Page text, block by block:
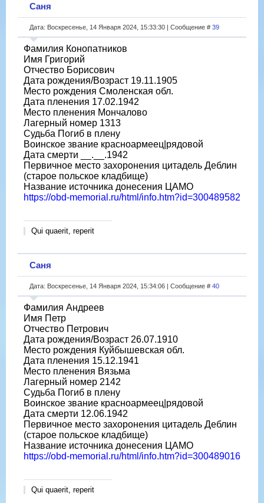
Саня
Дата: Воскресенье, 14 Января 2024, 15:33:30 | Сообщение # 39
Фамилия Конопатников
Имя Григорий
Отчество Борисович
Дата рождения/Возраст 19.11.1905
Место рождения Смоленская обл.
Дата пленения 17.02.1942
Место пленения Мончалово
Лагерный номер 1313
Судьба Погиб в плену
Воинское звание красноармеец|рядовой
Дата смерти __.__.1942
Первичное место захоронения цитадель Деблин
(старое польское кладбище)
Название источника донесения ЦАМО
https://obd-memorial.ru/html/info.htm?id=300489582
Qui quaerit, reperit
Саня
Дата: Воскресенье, 14 Января 2024, 15:34:06 | Сообщение # 40
Фамилия Андреев
Имя Петр
Отчество Петрович
Дата рождения/Возраст 26.07.1910
Место рождения Куйбышевская обл.
Дата пленения 15.12.1941
Место пленения Вязьма
Лагерный номер 2142
Судьба Погиб в плену
Воинское звание красноармеец|рядовой
Дата смерти 12.06.1942
Первичное место захоронения цитадель Деблин
(старое польское кладбище)
Название источника донесения ЦАМО
https://obd-memorial.ru/html/info.htm?id=300489016
Qui quaerit, reperit